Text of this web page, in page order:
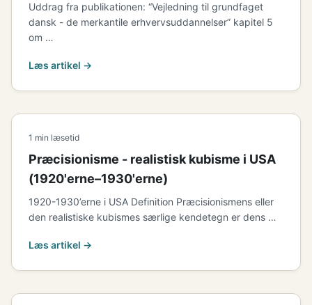
Uddrag fra publikationen: “Vejledning til grundfaget
dansk - de merkantile erhvervsuddannelser” kapitel 5
om …
Læs artikel →
1 min læsetid
Præcisionisme - realistisk kubisme i USA
(1920'erne–1930'erne)
1920-1930’erne i USA Definition Præcisionismens eller
den realistiske kubismes særlige kendetegn er dens …
Læs artikel →